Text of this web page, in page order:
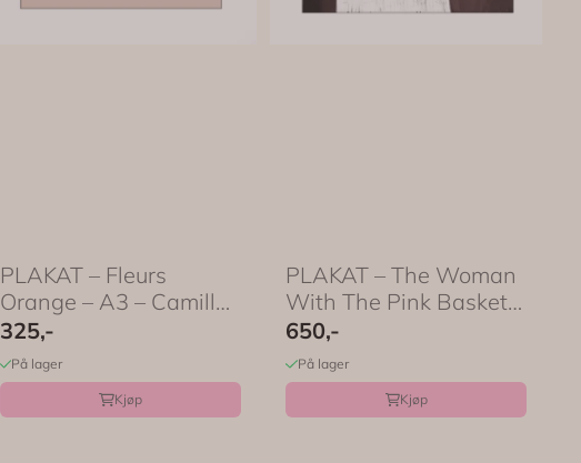
PLAKAT – Fleurs
Orange – A3 – Camilla
...
325,-
På lager
Kjøp
PLAKAT – The Woman
With The Pink Basket –
50 x ...
650,-
På lager
Kjøp